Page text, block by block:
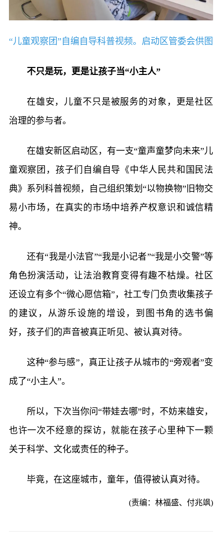
“儿童观察团”自编自导科普视频。启动区管委会供图
不只是玩，更是让孩子当“小主人”
在雄安，儿童不只是被服务的对象，更是社区
治理的参与者。
在雄安新区启动区，有一支“童声童梦向未来”儿
童观察团，孩子们自编自导《中华人民共和国民法
典》系列科普视频，自己组织策划“以物换物”旧物交
易小市场，在真实的市场中培养产权意识和诚信精
神。
还有“我是小法官”“我是小记者”“我是小交警”等
角色扮演活动，让法治教育变得有趣不枯燥。社区
还设立有多个“微心愿信箱”，社工专门负责收集孩子
的建议，从游乐设施的增设，到图书角的选书偏
好，孩子们的声音被真正听见、被认真对待。
这种“参与感”，真正让孩子从城市的“旁观者”变
成了“小主人”。
所以，下次当你问“带娃去哪”时，不妨来雄安，
也许一次不经意的探访，就能在孩子心里种下一颗
关于科学、文化或责任的种子。
毕竟，在这座城市，童年，值得被认真对待。
(责编：林福盛、付兆飒)